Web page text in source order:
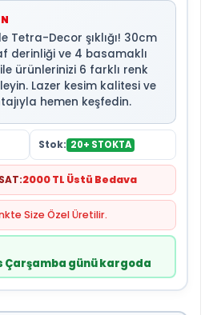
Tetra-Decor şıklığı! 30cm
derinliği ve 4 basamaklı
ürünlerinizi 6 farklı renk
Lazer kesim kalitesi ve
hemen keşfedin.
Stok: 20+ STOKTA
2000 TL Üstü Bedava
Size Özel Üretilir.
Çarşamba günü kargoda